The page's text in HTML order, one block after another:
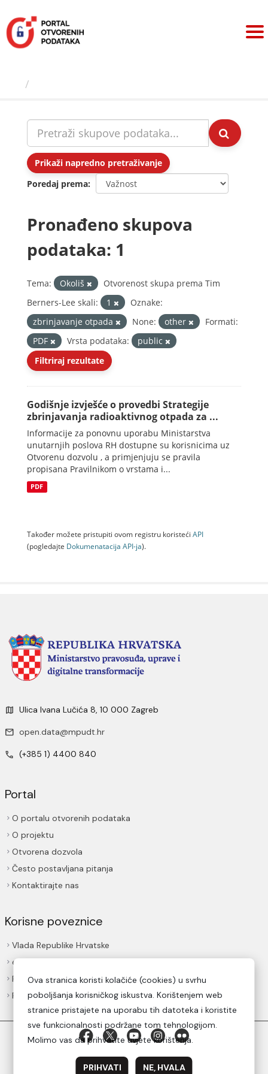
sadržaj
Prikaži napredno pretraživanje
Poredaj prema
Pronađeno skupova
podataka: 1
Tema: Okoliš
Otvorenost skupa prema Tim
Berners-Lee skali:
1
Oznake:
zbrinjavanje otpada
None: other
Formati:
PDF
Vrsta podataka:
public
Filtriraj rezultate
Godišnje izvješće o provedbi Strategije
zbrinjavanja radioaktivnog otpada za ...
Informacije za ponovnu uporabu Ministarstva
unutarnjih poslova RH dostupne su korisnicima uz
Otvorenu dozvolu , a primjenjuju se pravila
propisana Pravilnikom o vrstama i...
PDF
Također možete pristupiti ovom registru koristeći API
(pogledajte Dokumenаtаcijа API-jа).